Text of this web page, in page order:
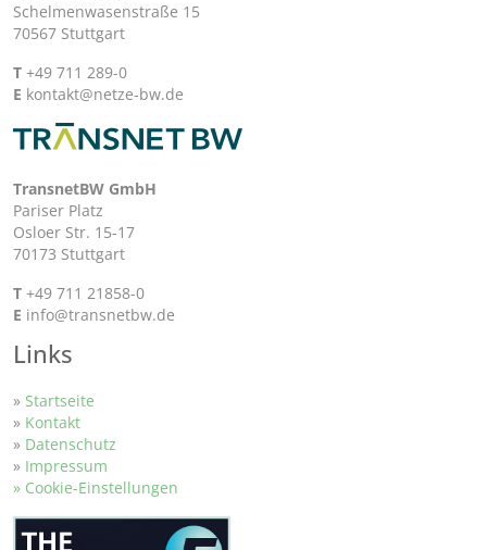
Schelmenwasenstraße 15
70567 Stuttgart
T +49 711 289-0
E kontakt@netze-bw.de
TransnetBW GmbH
Pariser Platz
Osloer Str. 15-17
70173 Stuttgart
T +49 711 21858-0
E info@transnetbw.de
Links
» Startseite
» Kontakt
» Datenschutz
» Impressum
» Cookie-Einstellungen